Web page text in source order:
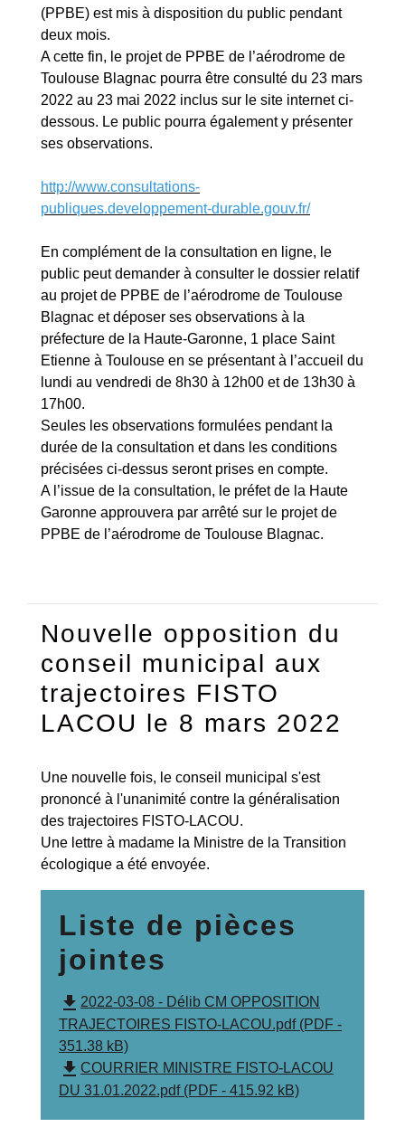
(PPBE) est mis à disposition du public pendant
deux mois.
A cette fin, le projet de PPBE de l’aérodrome de
Toulouse Blagnac pourra être consulté du 23 mars
2022 au 23 mai 2022 inclus sur le site internet ci-
dessous. Le public pourra également y présenter
ses observations.
http://www.consultations-
publiques.developpement-durable.gouv.fr/
En complément de la consultation en ligne, le
public peut demander à consulter le dossier relatif
au projet de PPBE de l’aérodrome de Toulouse
Blagnac et déposer ses observations à la
préfecture de la Haute-Garonne, 1 place Saint
Etienne à Toulouse en se présentant à l’accueil du
lundi au vendredi de 8h30 à 12h00 et de 13h30 à
17h00.
Seules les observations formulées pendant la
durée de la consultation et dans les conditions
précisées ci-dessus seront prises en compte.
A l’issue de la consultation, le préfet de la Haute
Garonne approuvera par arrêté sur le projet de
PPBE de l’aérodrome de Toulouse Blagnac.
Nouvelle opposition du
conseil municipal aux
trajectoires FISTO
LACOU le 8 mars 2022
Une nouvelle fois, le conseil municipal s'est
prononcé à l'unanimité contre la généralisation
des trajectoires FISTO-LACOU.
Une lettre à madame la Ministre de la Transition
écologique a été envoyée.
Liste de pièces
jointes
file_download 2022-03-08 - Délib CM OPPOSITION
TRAJECTOIRES FISTO-LACOU.pdf (PDF -
351.38 kB)
file_download COURRIER MINISTRE FISTO-LACOU
DU 31.01.2022.pdf (PDF - 415.92 kB)